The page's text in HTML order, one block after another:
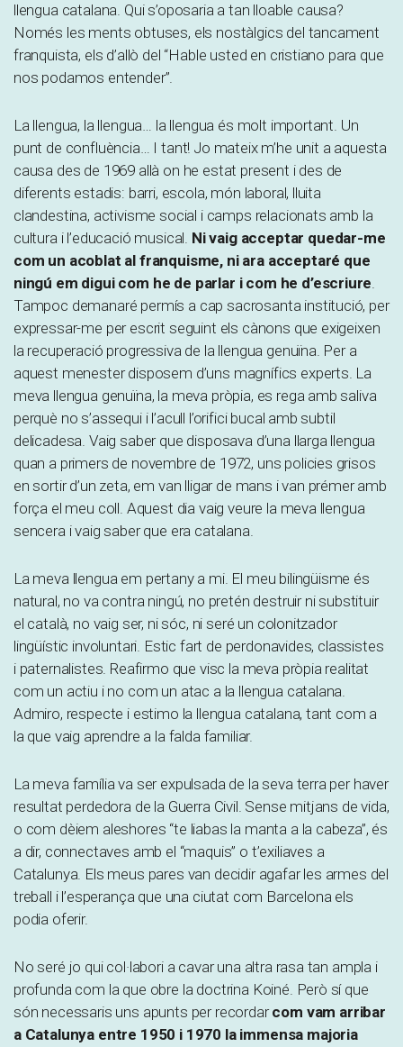
llengua catalana. Qui s’oposaria a tan lloable causa?
Només les ments obtuses, els nostàlgics del tancament
franquista, els d’allò del “Hable usted en cristiano para que
nos podamos entender”.
La llengua, la llengua… la llengua és molt important. Un
punt de confluència… I tant! Jo mateix m’he unit a aquesta
causa des de 1969 allà on he estat present i des de
diferents estadis: barri, escola, món laboral, lluita
clandestina, activisme social i camps relacionats amb la
cultura i l’educació musical. Ni vaig acceptar quedar-me
com un acoblat al franquisme, ni ara acceptaré que
ningú em digui com he de parlar i com he d’escriure.
Tampoc demanaré permís a cap sacrosanta institució, per
expressar-me per escrit seguint els cànons que exigeixen
la recuperació progressiva de la llengua genuïna. Per a
aquest menester disposem d’uns magnífics experts. La
meva llengua genuïna, la meva pròpia, es rega amb saliva
perquè no s’assequi i l’acull l’orifici bucal amb subtil
delicadesa. Vaig saber que disposava d’una llarga llengua
quan a primers de novembre de 1972, uns policies grisos
en sortir d’un zeta, em van lligar de mans i van prémer amb
força el meu coll. Aquest dia vaig veure la meva llengua
sencera i vaig saber que era catalana.
La meva llengua em pertany a mi. El meu bilingüisme és
natural, no va contra ningú, no pretén destruir ni substituir
el català, no vaig ser, ni sóc, ni seré un colonitzador
lingüístic involuntari. Estic fart de perdonavides, classistes
i paternalistes. Reafirmo que visc la meva pròpia realitat
com un actiu i no com un atac a la llengua catalana.
Admiro, respecte i estimo la llengua catalana, tant com a
la que vaig aprendre a la falda familiar.
La meva família va ser expulsada de la seva terra per haver
resultat perdedora de la Guerra Civil. Sense mitjans de vida,
o com dèiem aleshores “te liabas la manta a la cabeza”, és
a dir, connectaves amb el “maquis” o t’exiliaves a
Catalunya. Els meus pares van decidir agafar les armes del
treball i l’esperança que una ciutat com Barcelona els
podia oferir.
No seré jo qui col·labori a cavar una altra rasa tan ampla i
profunda com la que obre la doctrina Koiné. Però sí que
són necessaris uns apunts per recordarcom vam arribar
a Catalunya entre 1950 i 1970 la immensa majoria